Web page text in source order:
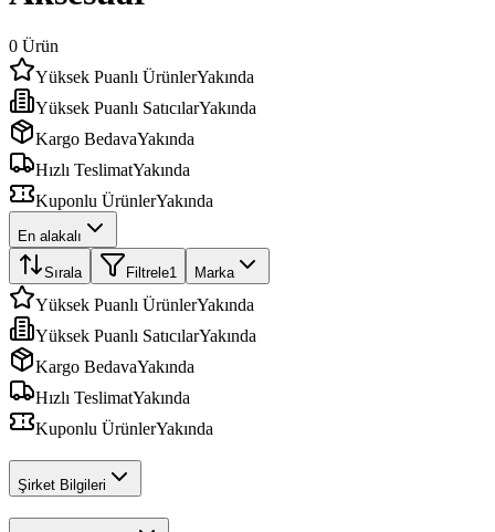
0 Ürün
Yüksek Puanlı ÜrünlerYakında
Yüksek Puanlı SatıcılarYakında
Kargo BedavaYakında
Hızlı TeslimatYakında
Kuponlu ÜrünlerYakında
En alakalı
Sırala Filtrele1 Marka
Yüksek Puanlı ÜrünlerYakında
Yüksek Puanlı SatıcılarYakında
Kargo BedavaYakında
Hızlı TeslimatYakında
Kuponlu ÜrünlerYakında
Şirket Bilgileri